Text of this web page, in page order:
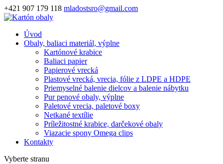
+421 907 179 118 mladostsro@gmail.com
Úvod
Obaly, baliaci materiál, výplne
Kartónové krabice
Baliaci papier
Papierové vrecká
Plastové vrecká, vrecia, fólie z LDPE a HDPE
Priemyselné balenie dielcov a balenie nábytku
Pur penové obaly, výplne
Paletové vrecia, paletové boxy
Netkané textílie
Príležitostné krabice, darčekové obaly
Viazacie spony Omega clips
Kontakty
Vyberte stranu